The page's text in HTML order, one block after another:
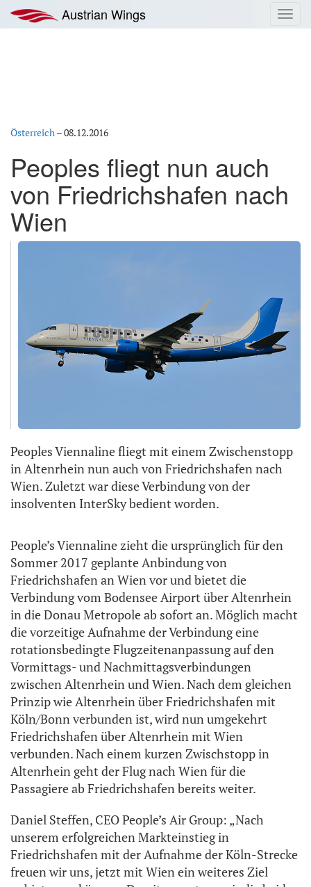
Inhalt
springen
Austrian Wings
Österreich–08.12.2016
Peoples fliegt nun auch
von Friedrichshafen nach
Wien
Peoples Viennaline fliegt mit einem Zwischenstopp
in Altenrhein nun auch von Friedrichshafen nach
Wien. Zuletzt war diese Verbindung von der
insolventen InterSky bedient worden.
People’s Viennaline zieht die ursprünglich für den
Sommer 2017 geplante Anbindung von
Friedrichshafen an Wien vor und bietet die
Verbindung vom Bodensee Airport über Altenrhein
in die Donau Metropole ab sofort an. Möglich macht
die vorzeitige Aufnahme der Verbindung eine
rotationsbedingte Flugzeitenanpassung auf den
Vormittags- und Nachmittagsverbindungen
zwischen Altenrhein und Wien. Nach dem gleichen
Prinzip wie Altenrhein über Friedrichshafen mit
Köln/Bonn verbunden ist, wird nun umgekehrt
Friedrichshafen über Altenrhein mit Wien
verbunden. Nach einem kurzen Zwischstopp in
Altenrhein geht der Flug nach Wien für die
Passagiere ab Friedrichshafen bereits weiter.
Daniel Steffen, CEO People’s Air Group: „Nach
unserem erfolgreichen Markteinstieg in
Friedrichshafen mit der Aufnahme der Köln-Strecke
freuen wir uns, jetzt mit Wien ein weiteres Ziel